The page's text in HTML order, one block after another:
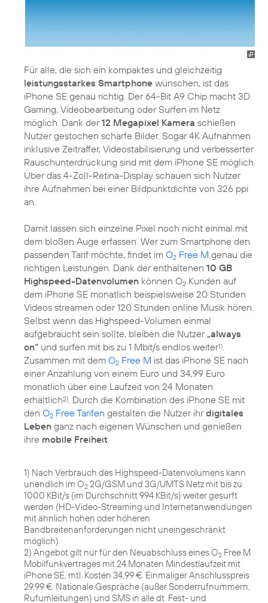
Für alle, die sich ein kompaktes und gleichzeitig
leistungsstarkes Smartphone wünschen, ist das
iPhone SE genau richtig. Der 64-Bit A9 Chip macht 3D
Gaming, Videobearbeitung oder Surfen im Netz
möglich. Dank der12 Megapixel Kamera schießen
Nutzer gestochen scharfe Bilder. Sogar 4K Aufnahmen
inklusive Zeitraffer, Videostabilisierung und verbesserter
Rauschunterdrückung sind mit dem iPhone SE möglich.
Über das 4-Zoll-Retina-Display schauen sich Nutzer
ihre Aufnahmen bei einer Bildpunktdichte von 326 ppi
an.
Damit lassen sich einzelne Pixel noch nicht einmal mit
dem bloßen Auge erfassen. Wer zum Smartphone den
passenden Tarif möchte, findet im O2 Free M genau die
richtigen Leistungen. Dank der enthaltenen 10 GB
Highspeed-Datenvolumen können O2 Kunden auf
dem iPhone SE monatlich beispielsweise 20 Stunden
Videos streamen oder 120 Stunden online Musik hören.
Selbst wenn das Highspeed-Volumen einmal
aufgebraucht sein sollte, bleiben die Nutzer „always
on“ und surfen mit bis zu 1 Mbit/s endlos weiter1)
Zusammen mit dem O2 Free M ist das iPhone SE nach
einer Anzahlung von einem Euro und 34,99 Euro
monatlich über eine Laufzeit von 24 Monaten
erhältlich2) . Durch die Kombination des iPhone SE mit
den O2 Free Tarifen gestalten die Nutzer ihrdigitales
Leben ganz nach eigenen Wünschen und genießen
ihre mobile Freiheit
1) Nach Verbrauch des Highspeed-Datenvolumens kann
unendlich im O2 2G/GSM und 3G/UMTS Netz mit bis zu
1000 KBit/s (im Durchschnitt 994 KBit/s) weiter gesurft
werden (HD-Video-Streaming und Internetanwendungen
mit ähnlich hohen oder höheren
Bandbreitenanforderungen nicht uneingeschränkt
möglich).
2) Angebot gilt nur für den Neuabschluss eines O2 Free M
Mobilfunkvertrages mit 24 Monaten Mindestlaufzeit mit
iPhone SE, mtl. Kosten 34,99 €. Einmaliger Anschlusspreis
29,99 €. Nationale Gespräche (außer Sonderrufnummern,
Rufumleitungen) und SMS in alle dt. Fest- und